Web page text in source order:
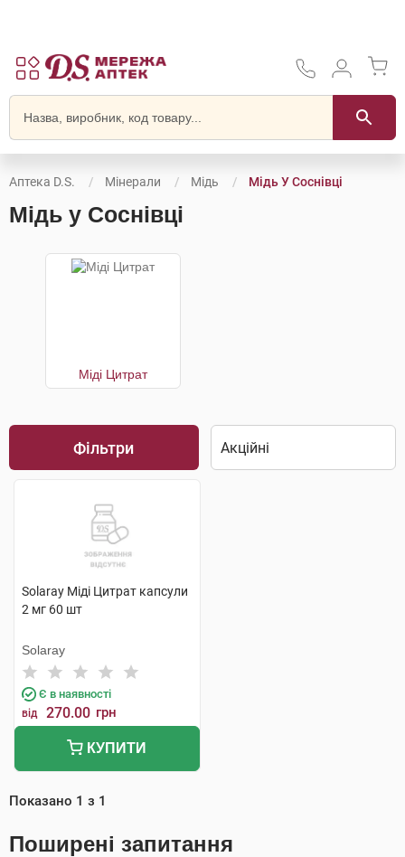
Аптека D.S. Мінерали Мідь Мідь У Соснівці
Мідь у Соснівці
Міді Цитрат
Фільтри
Solaray Міді Цитрат капсули
2 мг 60 шт
Solaray
Є в наявності
від 270.00 грн
КУПИТИ
Показано 1 з 1
Поширені запитання